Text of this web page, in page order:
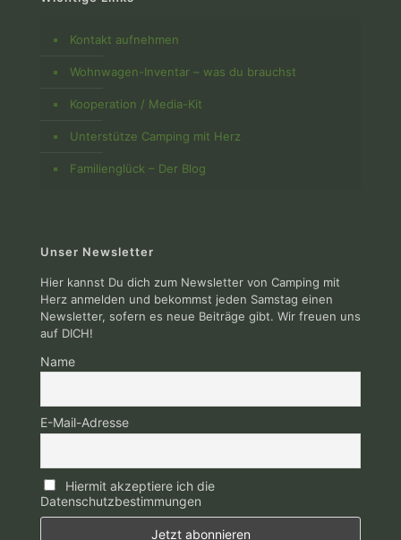
Kontakt aufnehmen
Wohnwagen-Inventar – was du brauchst
Kooperation / Media-Kit
Unterstütze Camping mit Herz
Familienglück – Der Blog
Unser Newsletter
Hier kannst Du dich zum Newsletter von Camping mit
Herz anmelden und bekommst jeden Samstag einen
Newsletter, sofern es neue Beiträge gibt. Wir freuen uns
auf DICH!
Name
E-Mail-Adresse
Hiermit akzeptiere ich die
Datenschutzbestimmungen